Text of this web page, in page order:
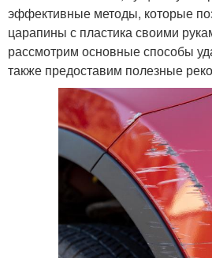
эффективные методы, которые
царапины с пластика своими
рассмотрим основные способы
также предоставим полезные